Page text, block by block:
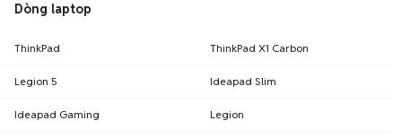
Dòng laptop
ThinkPad ThinkPad X1 Carbon
Legion 5 Ideapad Slim
Ideapad Gaming Legion